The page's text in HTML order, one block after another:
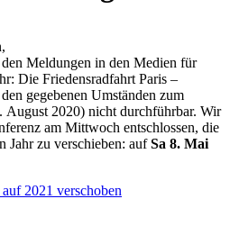
Meldungen in den Medien für
Die Friedensradfahrt Paris –
gegebenen Umständen zum
August 2020) nicht durchführbar. Wir
am Mittwoch entschlossen, die
Jahr zu verschieben: aufSa 8. Mai
2021 verschoben